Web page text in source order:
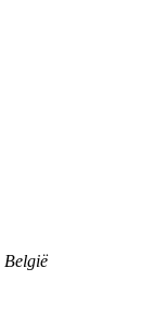
België